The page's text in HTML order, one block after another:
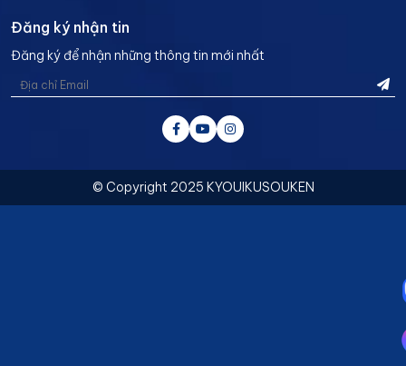
Đăng ký nhận tin
Đăng ký để nhận những thông tin mới nhất
© Copyright 2025 KYOUIKUSOUKEN